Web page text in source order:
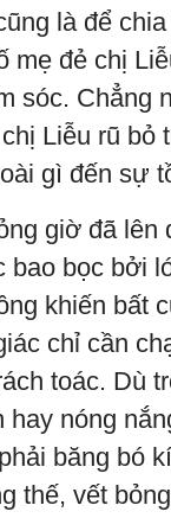
là để
mẹ đẻ chị
sóc. Chẳng
Liễu rũ bỏ
gì đến sự
giờ đã lên
bọc bởi
khiến bất
chỉ cần
toác. Dù
hay nóng
băng bó
thế, vết